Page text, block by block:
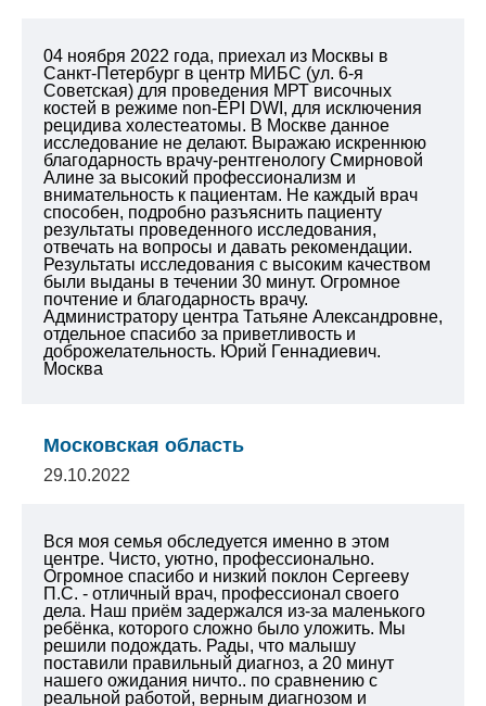
04 ноября 2022 года, приехал из Москвы в
Санкт-Петербург в центр МИБС (ул. 6-я
Советская) для проведения МРТ височных
костей в режиме non-EPI DWI, для исключения
рецидива холестеатомы. В Москве данное
исследование не делают. Выражаю искреннюю
благодарность врачу-рентгенологу Смирновой
Алине за высокий профессионализм и
внимательность к пациентам. Не каждый врач
способен, подробно разъяснить пациенту
результаты проведенного исследования,
отвечать на вопросы и давать рекомендации.
Результаты исследования с высоким качеством
были выданы в течении 30 минут. Огромное
почтение и благодарность врачу.
Администратору центра Татьяне Александровне,
отдельное спасибо за приветливость и
доброжелательность. Юрий Геннадиевич.
Москва
Московская область
29.10.2022
Вся моя семья обследуется именно в этом
центре. Чисто, уютно, профессионально.
Огромное спасибо и низкий поклон Сергееву
П.С. - отличный врач, профессионал своего
дела. Наш приём задержался из-за маленького
ребёнка, которого сложно было уложить. Мы
решили подождать. Рады, что малышу
поставили правильный диагноз, а 20 минут
нашего ожидания ничто.. по сравнению с
реальной работой, верным диагнозом и